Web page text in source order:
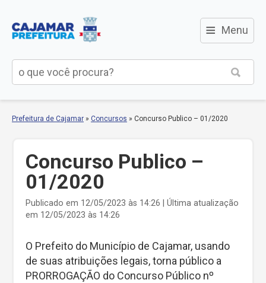
≡ Menu
Prefeitura de Cajamar » Concursos » Concurso Publico – 01/2020
Concurso Publico –
01/2020
Publicado em 12/05/2023 às 14:26 | Última atualização
em 12/05/2023 às 14:26
O Prefeito do Município de Cajamar, usando
de suas atribuições legais, torna público a
PRORROGAÇÃO do Concurso Público nº